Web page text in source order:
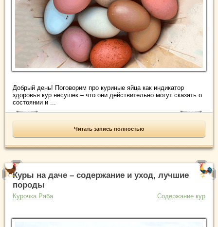
Добрый день! Поговорим про куриные яйца как индикатор
здоровья кур несушек – что они действительно могут сказать о
состоянии и ...
Читать запись полностью
Куры на даче – содержание и уход, лучшие
породы
Курочка Ряба Содержание кур